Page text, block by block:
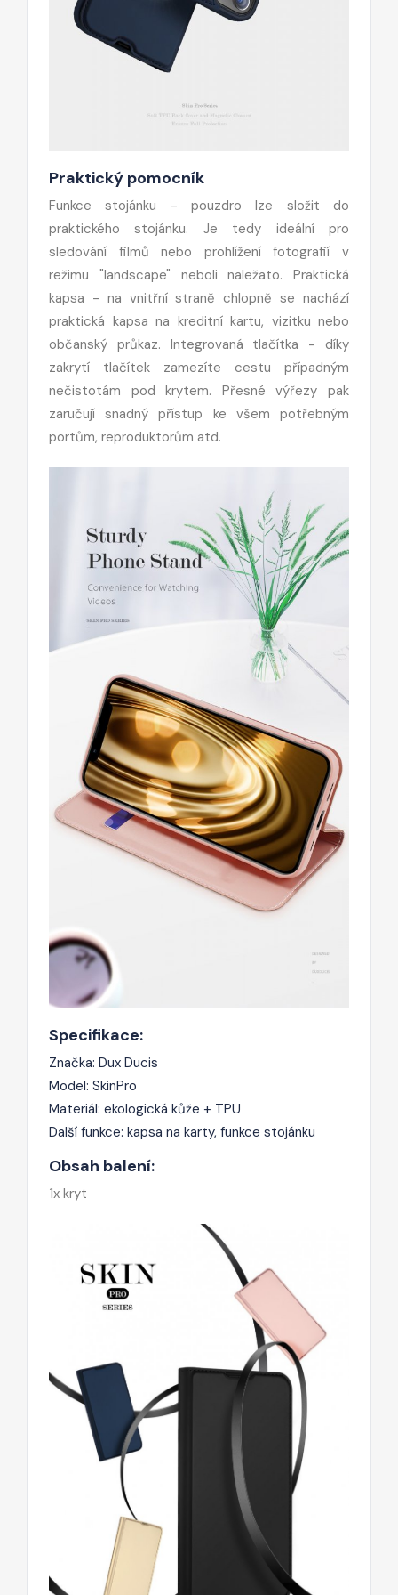
Praktický pomocník
Funkce stojánku - pouzdro lze složit do
praktického stojánku. Je tedy ideální pro
sledování filmů nebo prohlížení fotografií v
režimu "landscape" neboli naležato. Praktická
kapsa - na vnitřní straně chlopně se nachází
praktická kapsa na kreditní kartu, vizitku nebo
občanský průkaz. Integrovaná tlačítka - díky
zakrytí tlačítek zamezíte cestu případným
nečistotám pod krytem. Přesné výřezy pak
zaručují snadný přístup ke všem potřebným
portům, reproduktorům atd.
Specifikace:
Značka: Dux Ducis
Model: SkinPro
Materiál: ekologická kůže + TPU
Další funkce: kapsa na karty, funkce stojánku
Obsah balení:
1x kryt